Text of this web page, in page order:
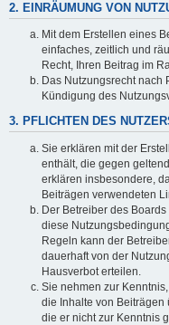
2. EINRÄUMUNG VON
Mit dem Erstellen eines
einfaches, zeitlich und
Recht, Ihren Beitrag im
Das Nutzungsrecht nach
Kündigung des
3. PFLICHTEN DES
Sie erklären mit der
enthält, die gegen
erklären insbesondere,
Beiträgen verwendeten
Der Betreiber des
diese
Regeln kann der
dauerhaft von der
Hausverbot erteilen.
Sie nehmen zur
die Inhalte von Beiträgen
die er nicht zur Kenntnis